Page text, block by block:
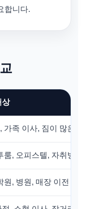
합니다.
상
가족 이사, 짐이 많은 가
룸, 오피스텔, 자취방
원, 병원, 매장 이전